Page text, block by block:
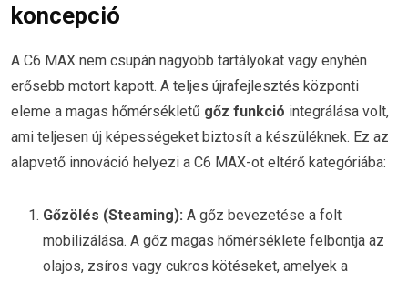
koncepció
A C6 MAX nem csupán nagyobb tartályokat vagy enyhén
erősebb motort kapott. A teljes újrafejlesztés központi
eleme a magas hőmérsékletű gőz funkció integrálása volt,
ami teljesen új képességeket biztosít a készüléknek. Ez az
alapvető innováció helyezi a C6 MAX-ot eltérő kategóriába:
Gőzölés (Steaming): A gőz bevezetése a folt
mobilizálása. A gőz magas hőmérséklete felbontja az
olajos, zsíros vagy cukros kötéseket, amelyek a